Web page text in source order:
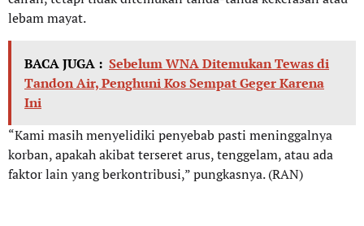
lebam mayat.
BACA JUGA : Sebelum WNA Ditemukan Tewas di
Tandon Air, Penghuni Kos Sempat Geger Karena
Ini
“Kami masih menyelidiki penyebab pasti meninggalnya
korban, apakah akibat terseret arus, tenggelam, atau ada
faktor lain yang berkontribusi,” pungkasnya. (RAN)